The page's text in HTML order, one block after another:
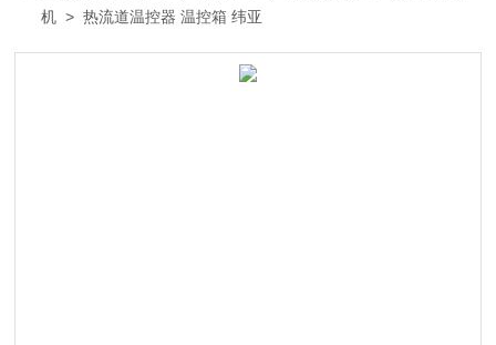
机 > 热流道温控器 温控箱 纬亚